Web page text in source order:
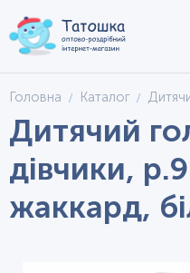
Головна Каталог
Дитячий
дівчики,
жаккард,